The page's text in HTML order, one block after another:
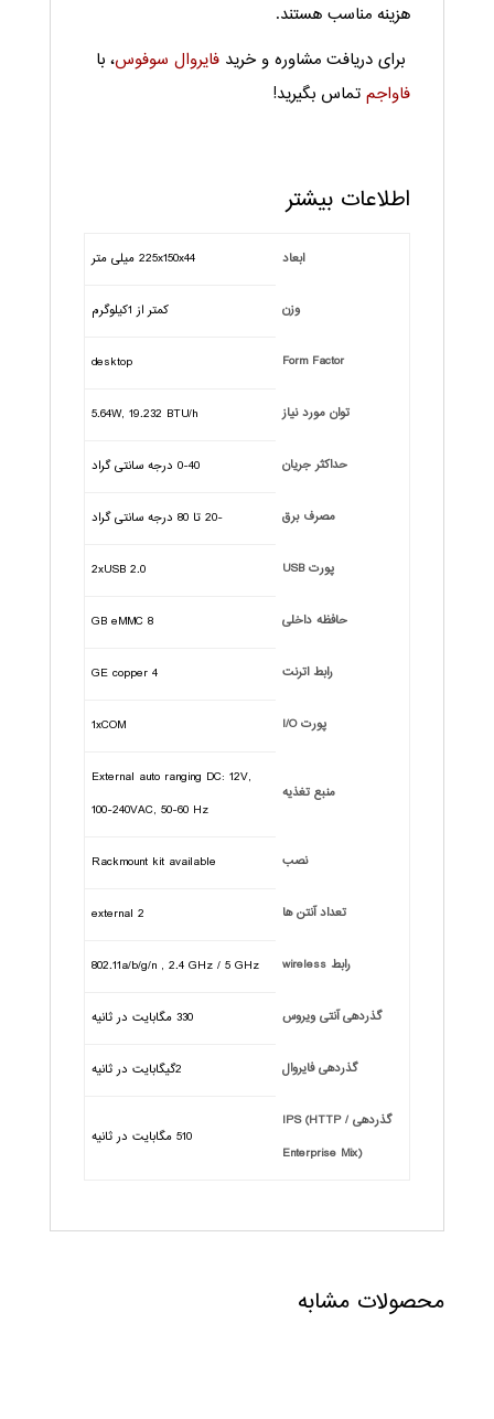
هزینه مناسب هستند.
برای دریافت مشاوره و خرید فایروال سوفوس، با
فاواجمتماس بگیرید!
اطلاعات بیشتر
ابعاد 225x150x44 میلی متر
وزن کمتر از 1کیلوگرم
Form Factor
desktop
توان مورد نیاز 5.64W, 19.232 BTU/h
حداکثر جریان 0-40 درجه سانتی گراد
مصرف برق -20 تا 80 درجه سانتی گراد
پورت USB 2xUSB 2.0
حافظه داخلی 8 GB eMMC
رابط اترنت 4 GE copper
پورت I/O 1xCOM
منبع تغذیه
External auto ranging DC: 12V,
100-240VAC, 50-60 Hz
نصب Rackmount kit available
تعداد آنتن ها 2 external
رابط wireless 802.11a/b/g/n , 2.4 GHz / 5 GHz
گذردهی آنتی ویروس 330 مگابایت در ثانیه
گذردهی فایروال 2گیگابایت در ثانیه
گذردهی IPS (HTTP /
Enterprise Mix)
510 مگابایت در ثانیه
محصولات مشابه